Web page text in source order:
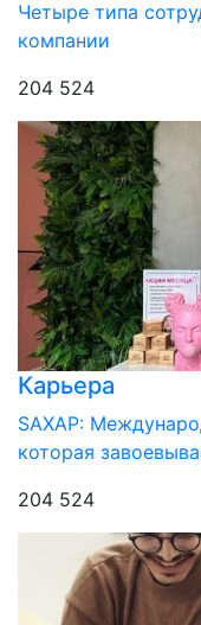
Четыре типа
компании
204 524
Карьера
SAXAP:
которая
204 524